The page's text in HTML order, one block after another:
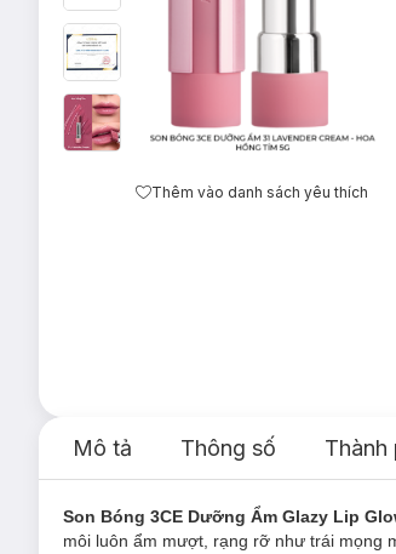
Thêm vào danh sách yêu thích
Mô tả Thông số Thành
Son Bóng 3CE Dưỡng Ẩm Glazy Lip
môi luôn ẩm mượt, rạng rỡ như trái mọng